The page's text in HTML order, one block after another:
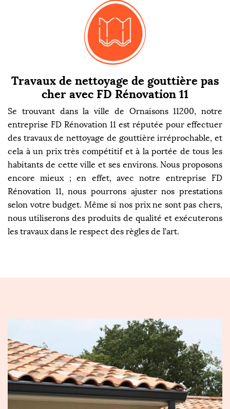
Travaux de nettoyage de gouttière pas
cher avec FD Rénovation 11
Se trouvant dans la ville de Ornaisons 11200, notre
entreprise FD Rénovation 11 est réputée pour effectuer
des travaux de nettoyage de gouttière irréprochable, et
cela à un prix très compétitif et à la portée de tous les
habitants de cette ville et ses environs. Nous proposons
encore mieux ; en effet, avec notre entreprise FD
Rénovation 11, nous pourrons ajuster nos prestations
selon votre budget. Même si nos prix ne sont pas chers,
nous utiliserons des produits de qualité et exécuterons
les travaux dans le respect des règles de l’art.